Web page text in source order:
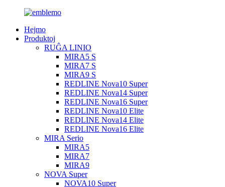
Hejmo
Produktoj
RUĜA LINIO
MIRA5 S
MIRA7 S
MIRA9 S
REDLINE Nova10 Super
REDLINE Nova14 Super
REDLINE Nova16 Super
REDLINE Nova10 Elite
REDLINE Nova14 Elite
REDLINE Nova16 Elite
MIRA Serio
MIRA5
MIRA7
MIRA9
NOVA Super
NOVA10 Super